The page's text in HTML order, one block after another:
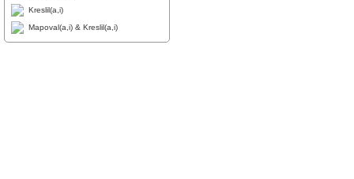
Kreslil(a,i)
Mapoval(a,i) & Kreslil(a,i)